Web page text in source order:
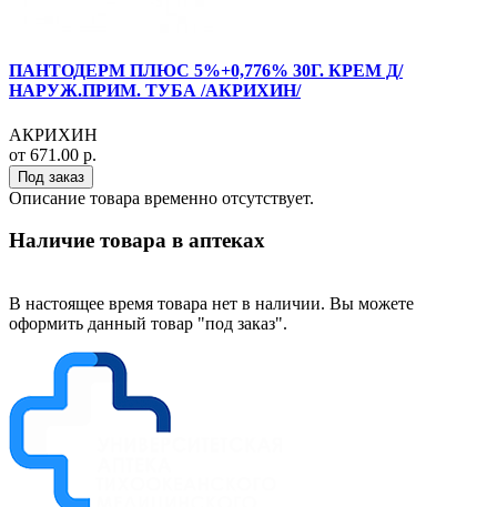
ПАНТОДЕРМ ПЛЮС 5%+0,776% 30Г. КРЕМ Д/
НАРУЖ.ПРИМ. ТУБА /АКРИХИН/
АКРИХИН
от 671.00 р.
Под заказ
Описание товара временно отсутствует.
Наличие товара в аптеках
В настоящее время товара нет в наличии. Вы можете
оформить данный товар "под заказ".